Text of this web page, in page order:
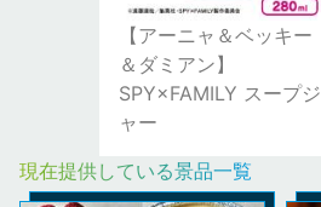
【アーニャ＆ベッキー
＆ダミアン】
SPY×FAMILY スープジ
ャー
現在提供している景品一覧